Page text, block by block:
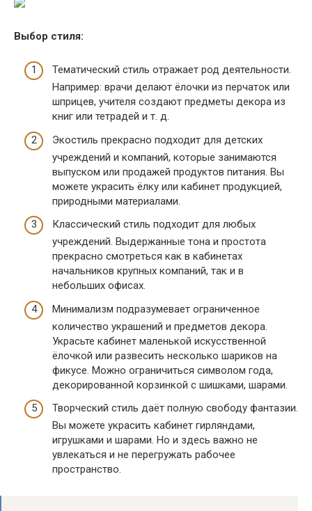
Выбор стиля:
Тематический стиль отражает род деятельности.
Например: врачи делают ёлочки из перчаток или
шприцев, учителя создают предметы декора из
книг или тетрадей и т. д.
Экостиль прекрасно подходит для детских
учреждений и компаний, которые занимаются
выпуском или продажей продуктов питания. Вы
можете украсить ёлку или кабинет продукцией,
природными материалами.
Классический стиль подходит для любых
учреждений. Выдержанные тона и простота
прекрасно смотреться как в кабинетах
начальников крупных компаний, так и в
небольших офисах.
Минимализм подразумевает ограниченное
количество украшений и предметов декора.
Украсьте кабинет маленькой искусственной
ёлочкой или развесить несколько шариков на
фикусе. Можно ограничиться символом года,
декорированной корзинкой с шишками, шарами.
Творческий стиль даёт полную свободу фантазии.
Вы можете украсить кабинет гирляндами,
игрушками и шарами. Но и здесь важно не
увлекаться и не перегружать рабочее
пространство.